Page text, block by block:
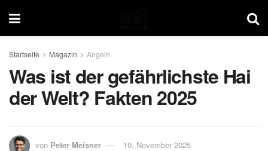
Startseite Magazin Angeln
Was ist der gefährlichste Hai
der Welt? Fakten 2025
von Peter Meisner 10. November 2025